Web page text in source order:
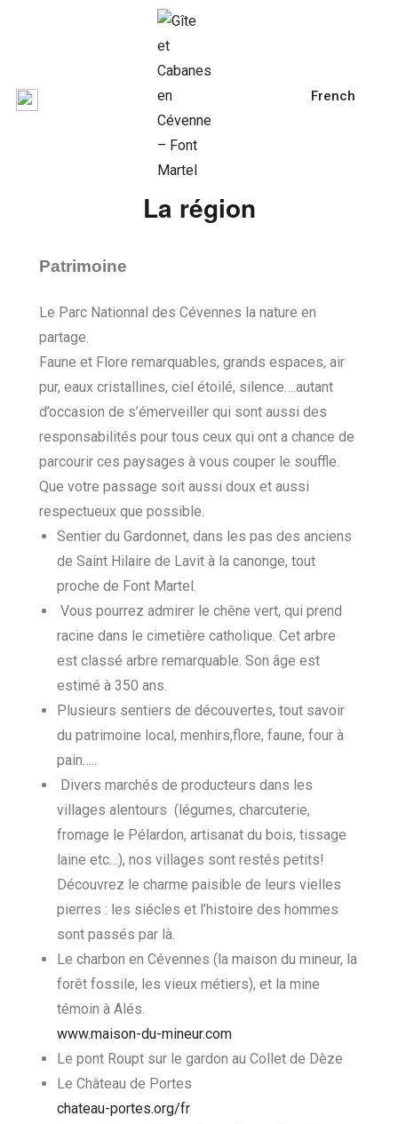
French
La région
Patrimoine
Le Parc Nationnal des Cévennes la nature en
partage.
Faune et Flore remarquables, grands espaces, air
pur, eaux cristallines, ciel étoilé, silence….autant
d’occasion de s’émerveiller qui sont aussi des
responsabilités pour tous ceux qui ont a chance de
parcourir ces paysages à vous couper le souffle.
Que votre passage soit aussi doux et aussi
respectueux que possible.
Sentier du Gardonnet, dans les pas des anciens
de Saint Hilaire de Lavit à la canonge, tout
proche de Font Martel.
Vous pourrez admirer le chêne vert, qui prend
racine dans le cimetière catholique. Cet arbre
est classé arbre remarquable. Son âge est
estimé à 350 ans.
Plusieurs sentiers de découvertes, tout savoir
du patrimoine local, menhirs,flore, faune, four à
pain…..
Divers marchés de producteurs dans les
villages alentours (légumes, charcuterie,
fromage le Pélardon, artisanat du bois, tissage
laine etc…), nos villages sont restés petits!
Découvrez le charme paisible de leurs vielles
pierres : les siécles et l’histoire des hommes
sont passés par là.
Le charbon en Cévennes (la maison du mineur, la
forêt fossile, les vieux métiers), et la mine
témoin à Alés.
www.maison-du-mineur.com
Le pont Roupt sur le gardon au Collet de Dèze
Le Château de Portes
chateau-portes.org/fr